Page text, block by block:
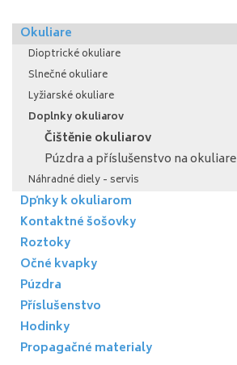
Okuliare
Dioptrické okuliare
Slnečné okuliare
Lyžiarské okuliare
Doplnky okuliarov
Čištěnie okuliarov
Púzdra a příslušenstvo na okuliare
Náhradné diely - servis
Dpňky k okuliarom
Kontaktné šošovky
Roztoky
Očné kvapky
Púzdra
Příslušenstvo
Hodinky
Propagačné materialy